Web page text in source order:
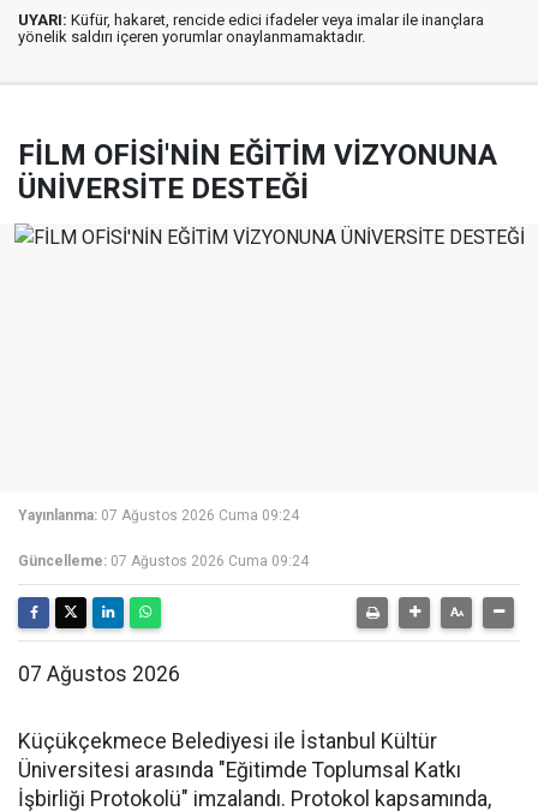
UYARI: Küfür, hakaret, rencide edici ifadeler veya imalar ile inançlara
yönelik saldırı içeren yorumlar onaylanmamaktadır.
FİLM OFİSİ'NİN EĞİTİM VİZYONUNA
ÜNİVERSİTE DESTEĞİ
Yayınlanma: 07 Ağustos 2026 Cuma 09:24
Güncelleme: 07 Ağustos 2026 Cuma 09:24
07 Ağustos 2026
Küçükçekmece Belediyesi ile İstanbul Kültür
Üniversitesi arasında "Eğitimde Toplumsal Katkı
İşbirliği Protokolü" imzalandı. Protokol kapsamında,